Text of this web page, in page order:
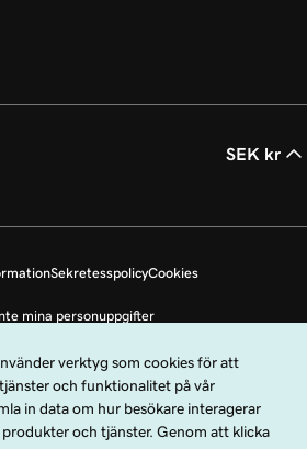
SEK kr
SekretesspolicyCookies
mina personuppgifter
Operating Company, LLC. Med ensamrätt.
registrerat varumärke som tillhör GoDaddy
och andra länder. Logotypen ”GO” är ett
som tillhör GoDaddy.com, LLC i USA.